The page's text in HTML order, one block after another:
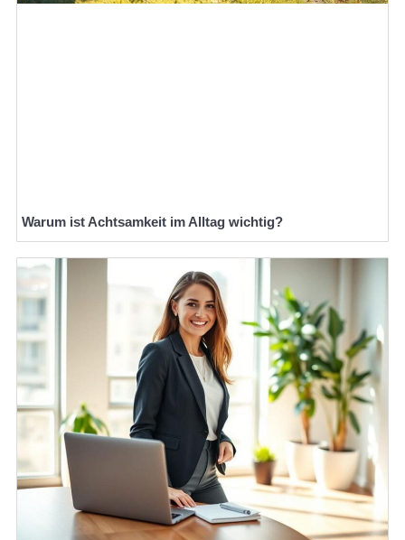
Warum ist Achtsamkeit im Alltag wichtig?